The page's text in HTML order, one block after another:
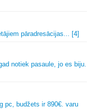
pāradresācijas... [4]
notiek pasaule, jo es biju.
pc, budžets ir 890€. varu